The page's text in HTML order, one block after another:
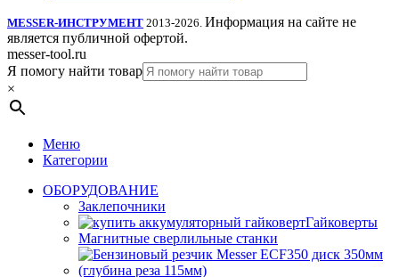
MESSER-ИНСТРУМЕНТ 2013-2026. Информация на сайте не
является публичной офертой.
messer-tool.ru
Я помогу найти товар
×
Меню
Категории
ОБОРУДОВАНИЕ
Заклепочники
Гайковерты
Магнитные сверлильные станки